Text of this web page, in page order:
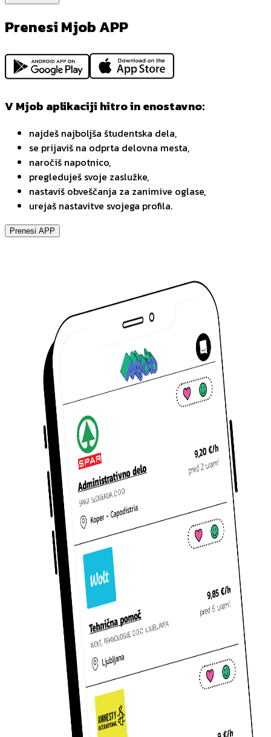
Prenesi Mjob APP
V Mjob aplikaciji hitro in enostavno:
najdeš najboljša študentska dela,
se prijaviš na odprta delovna mesta,
naročiš napotnico,
pregleduješ svoje zaslužke,
nastaviš obveščanja za zanimive oglase,
urejaš nastavitve svojega profila.
Prenesi APP